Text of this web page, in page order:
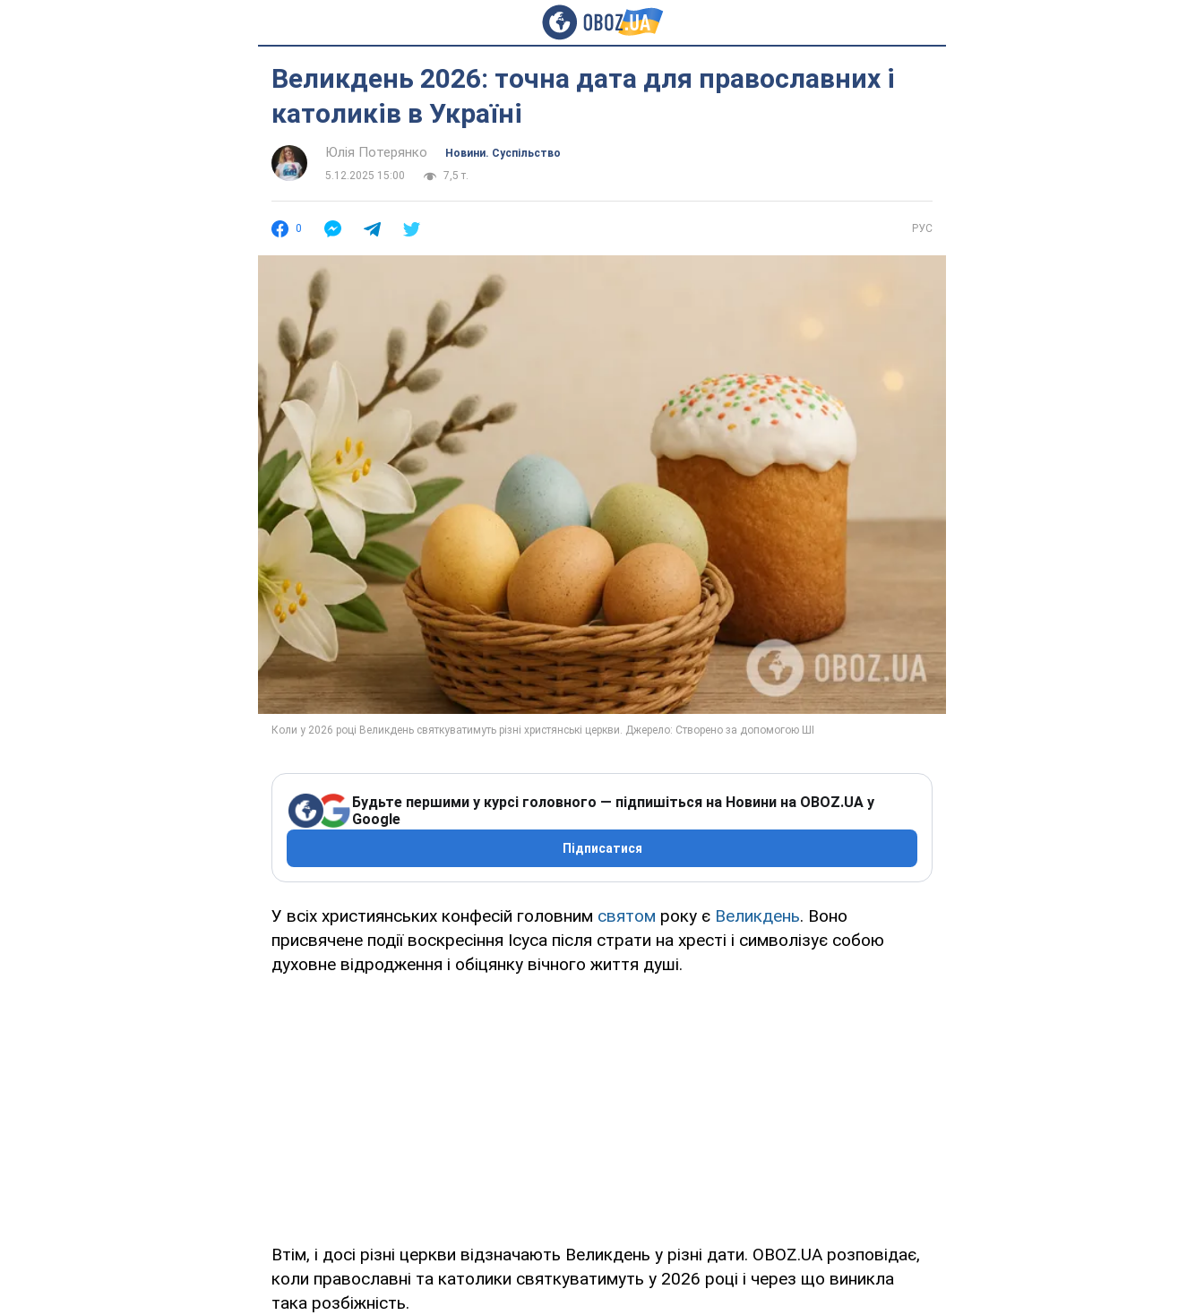
Великдень 2026: точна дата для православних і
католиків в Україні
Юлія Потерянко
Новини. Суспільство
5.12.2025 15:00
7,5 т.
0 РУС
Будьте першими у курсі головного — підпишіться на Новини на OBOZ.UA у
Google
Підписатися
У всіх християнських конфесій головним святом року є Великдень. Воно
присвячене події воскресіння Ісуса після страти на хресті і символізує собою
духовне відродження і обіцянку вічного життя душі.
Втім, і досі різні церкви відзначають Великдень у різні дати. OBOZ.UA розповідає,
коли православні та католики святкуватимуть у 2026 році і через що виникла
така розбіжність.